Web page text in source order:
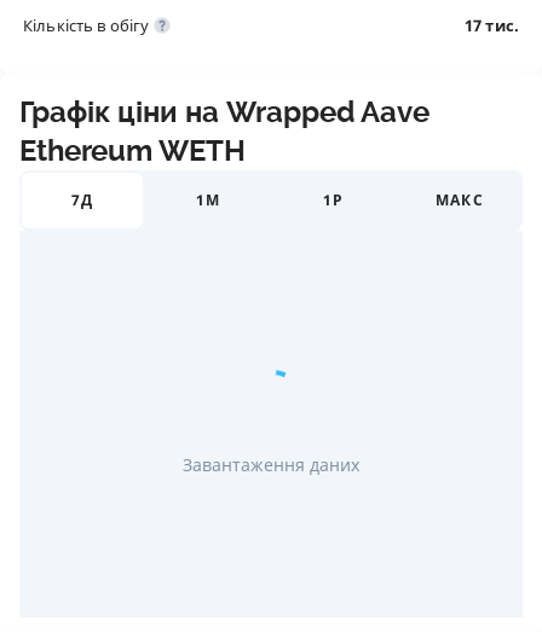
Кількість в обігу 17 тис.
Графік ціни на Wrapped Aave
Ethereum WETH
7Д 1М 1Р МАКС
Завантаження даних